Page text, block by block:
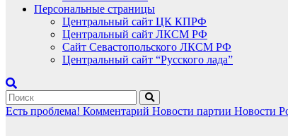
Персональные страницы
Центральный сайт ЦК КПРФ
Центральный сайт ЛКСМ РФ
Сайт Севастопольского ЛКСМ РФ
Центральный сайт “Русского лада”
Есть проблема! Комментарий Новости партии Новости